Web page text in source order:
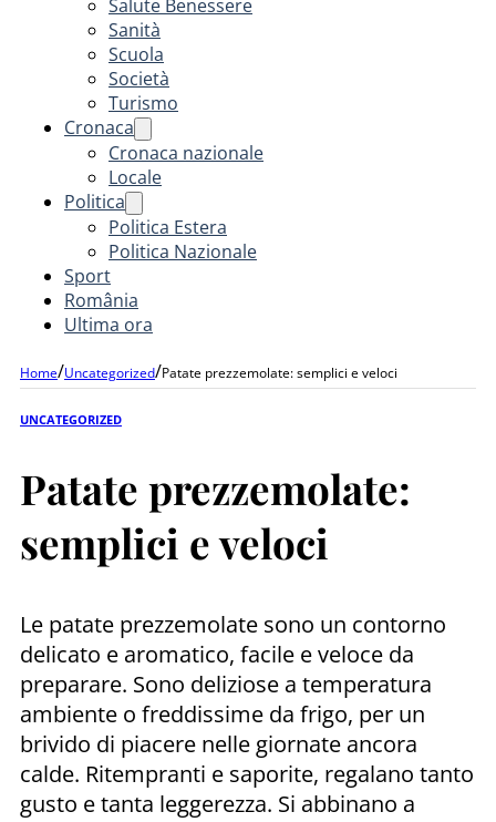
Salute Benessere
Sanità
Scuola
Società
Turismo
Cronaca
Cronaca nazionale
Locale
Politica
Politica Estera
Politica Nazionale
Sport
România
Ultima ora
Home/Uncategorized/Patate prezzemolate: semplici e veloci
UNCATEGORIZED
Patate prezzemolate:
semplici e veloci
Le patate prezzemolate sono un contorno
delicato e aromatico, facile e veloce da
preparare. Sono deliziose a temperatura
ambiente o freddissime da frigo, per un
brivido di piacere nelle giornate ancora
calde. Ritempranti e saporite, regalano tanto
gusto e tanta leggerezza. Si abbinano a